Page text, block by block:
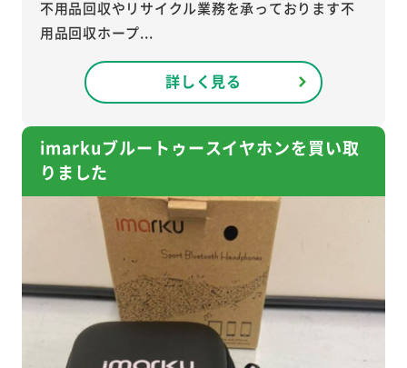
不用品回収やリサイクル業務を承っております不
用品回収ホープ...
詳しく見る
imarkuブルートゥースイヤホンを買い取
りました